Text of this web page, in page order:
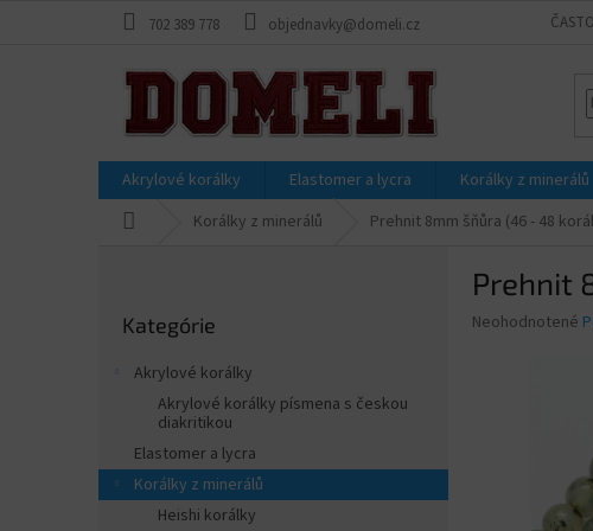
702 389 778 objednavky@domeli.cz
Akrylové korálky Elastomer a lycra Korálky z minerálů
Korálky z minerálů Prehnit 8mm šňůra (46 - 48
e
l
kategórie
Kategórie
Akrylové korálky
Akrylové korálky písmena s českou
diakritikou
Elastomer a lycra
Korálky z minerálů
Heishi korálky
Prehnit
Priemerné
Neohodnotené